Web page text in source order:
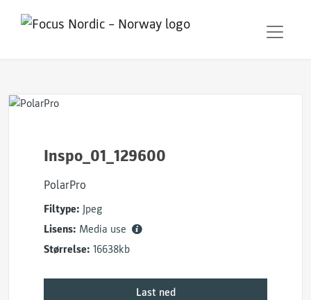
Inspo_01_129600
PolarPro
Filtype: Jpeg
Lisens: Media use
Størrelse: 16638kb
Last ned